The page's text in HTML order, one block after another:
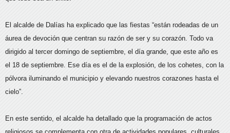
El alcalde de Dalías ha explicado que las fiestas “están rodeadas de un
áurea de devoción que centran su razón de ser y su corazón. Todo va
dirigido al tercer domingo de septiembre, el día grande, que este año es
el 18 de septiembre. Ese día es el de la explosión, de los cohetes, con la
pólvora iluminando el municipio y elevando nuestros corazones hasta el
cielo”.
En este sentido, el alcalde ha detallado que la programación de actos